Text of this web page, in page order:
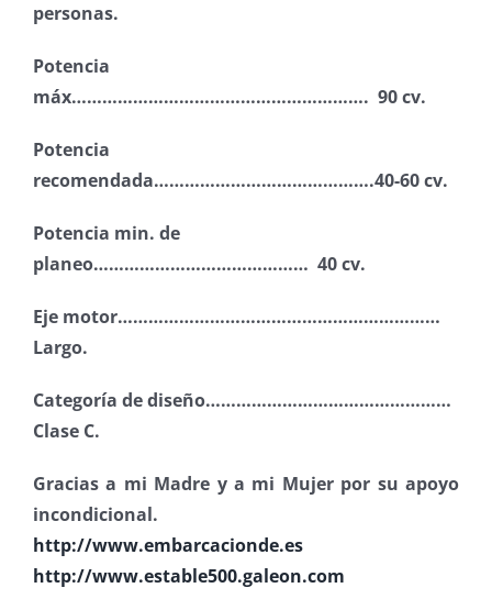
personas.
Potencia
máx…………………………………………………. 90 cv.
Potencia
recomendada…………………………………….40-60 cv.
Potencia min. de
planeo…………………………………… 40 cv.
Eje motor………………………………………………………
Largo.
Categoría de diseño…………………………………………
Clase C.
Gracias a mi Madre y a mi Mujer por su apoyo
incondicional.
http://www.embarcacionde.es
http://www.estable500.galeon.com